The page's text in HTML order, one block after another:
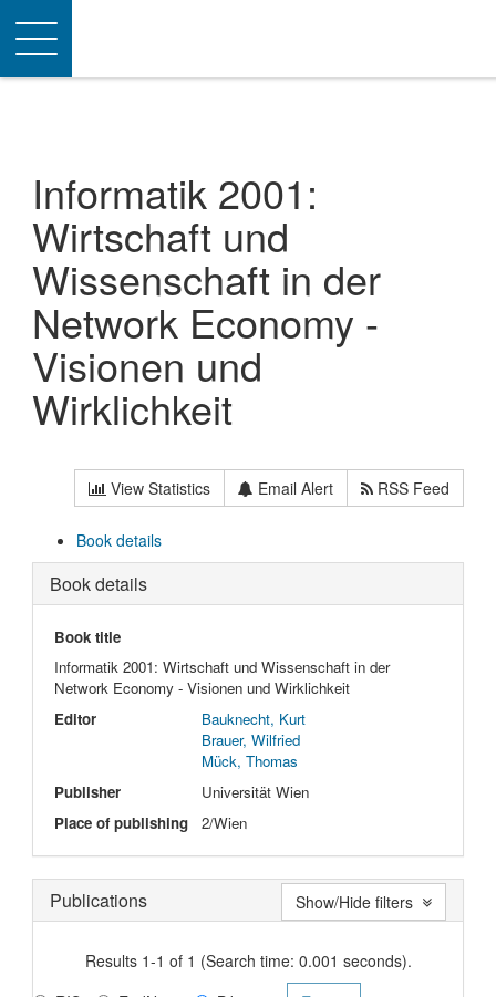
Toggle
navigation
Informatik 2001:
Wirtschaft und
Wissenschaft in der
Network Economy -
Visionen und
Wirklichkeit
View Statistics Email Alert RSS Feed
Book details
Book details
Book title
Informatik 2001: Wirtschaft und Wissenschaft in der
Network Economy - Visionen und Wirklichkeit
Editor
Bauknecht, Kurt
Brauer, Wilfried
Mück, Thomas
Publisher
Universität Wien
Place of publishing
2/Wien
Publications
Results 1-1 of 1 (Search time: 0.001 seconds).